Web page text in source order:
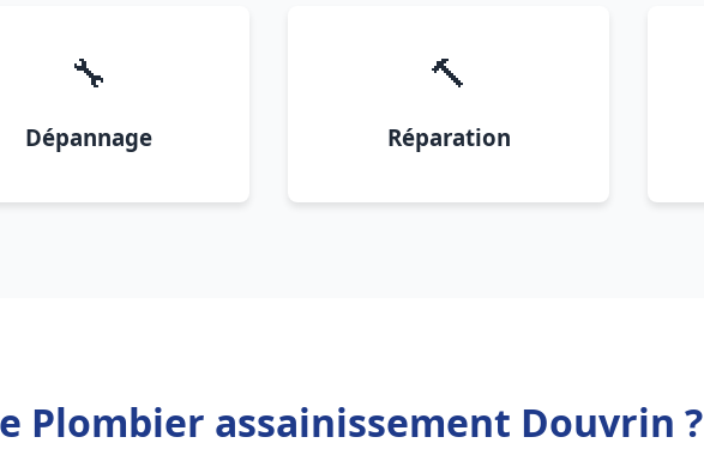
🔧
Dépannage
🔨
Réparation
Plombier assainissement Douvrin ?